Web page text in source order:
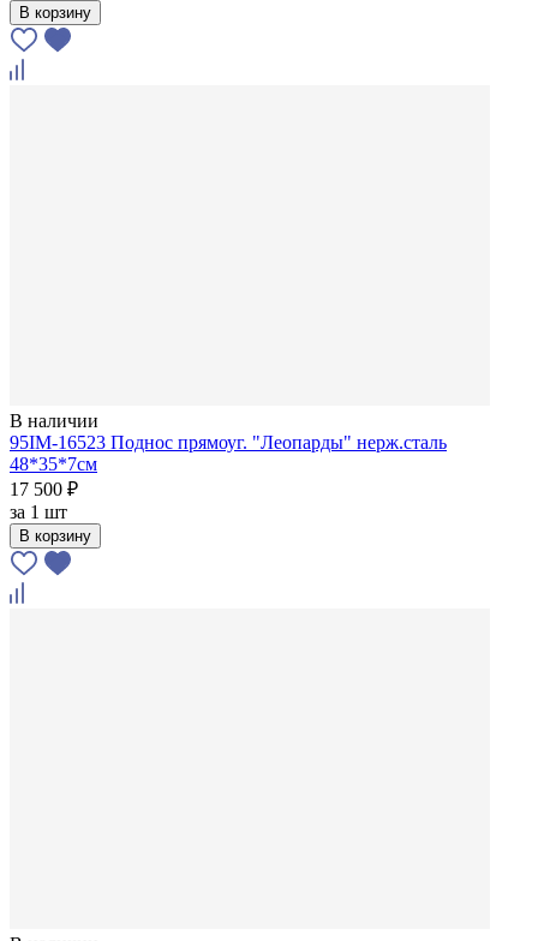
В корзину
В наличии
95IM-16523 Поднос прямоуг. "Леопарды" нерж.сталь
48*35*7см
17 500 ₽
за 1 шт
В корзину